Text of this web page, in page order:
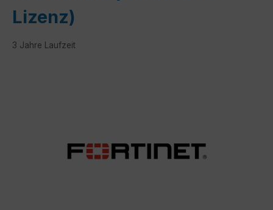
Lizenz)
3 Jahre Laufzeit